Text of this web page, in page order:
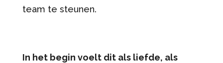
team te steunen.
In het begin voelt dit als liefde, als